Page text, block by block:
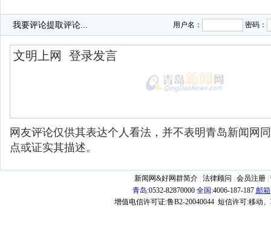
我要评论提取评论... 用户名： 密码：
网友评论仅供其表达个人看法，并不表明青岛新闻网
点或证实其描述。